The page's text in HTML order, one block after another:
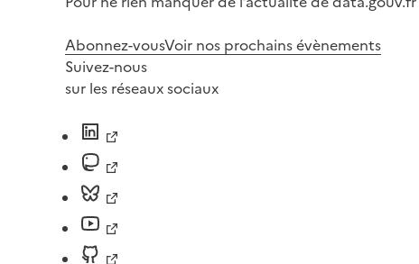
Abonnez-vousVoir nos prochains évènements
Suivez-nous
sur les réseaux sociaux